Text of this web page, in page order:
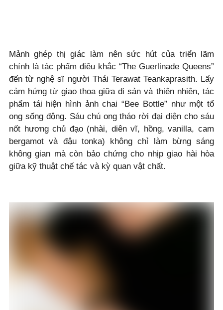
Mảnh ghép thị giác làm nên sức hút của triển lãm
chính là tác phẩm điêu khắc “The Guerlinade Queens”
đến từ nghệ sĩ người Thái Terawat Teankaprasith. Lấy
cảm hứng từ giao thoa giữa di sản và thiên nhiên, tác
phẩm tái hiện hình ảnh chai “Bee Bottle” như một tổ
ong sống động. Sáu chú ong tháo rời đại diện cho sáu
nốt hương chủ đạo (nhài, diên vĩ, hồng, vanilla, cam
bergamot và đậu tonka) không chỉ làm bừng sáng
không gian mà còn bảo chứng cho nhịp giao hài hòa
giữa kỹ thuật chế tác và kỳ quan vật chất.